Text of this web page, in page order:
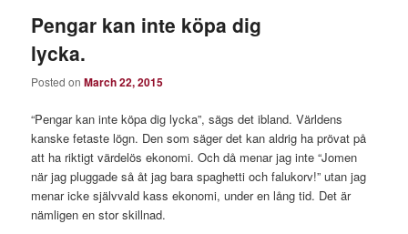
Pengar kan inte köpa dig
lycka.
Posted onMarch 22, 2015
“Pengar kan inte köpa dig lycka”, sägs det ibland. Världens
kanske fetaste lögn. Den som säger det kan aldrig ha prövat på
att ha riktigt värdelös ekonomi. Och då menar jag inte “Jomen
när jag pluggade så åt jag bara spaghetti och falukorv!” utan jag
menar icke självvald kass ekonomi, under en lång tid. Det är
nämligen en stor skillnad.